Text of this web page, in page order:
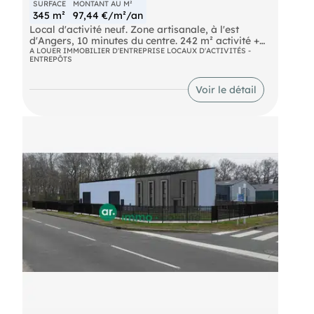
SURFACE
345 m²
MONTANT AU M²
97,44 €/m²/an
Local d'activité neuf. Zone artisanale, à l'est
d'Angers, 10 minutes du centre. 242 m² activité +
103 m² bureaux = 345 m² utiles. Bureaux climatisés
sur 2 niveaux (RDC + R+1). Hauteur libre 6 m / 8 m.
bornes recharge VE. Terrain clos, voirie enrobée.
Structure bois, bac acier isolé, places de
A LOUER IMMOBILIER D'ENTREPRISE LOCAUX D'ACTIVITÉS -
ENTREPÔTS
Voir le détail